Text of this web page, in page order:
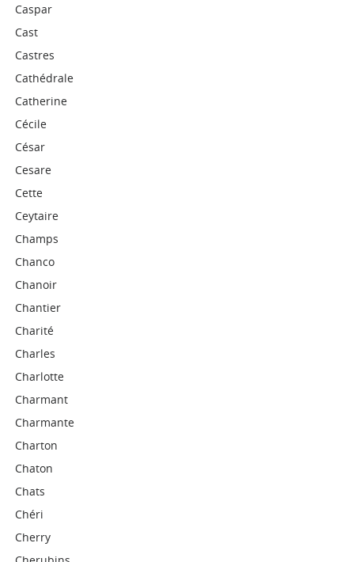
Caspar
Cast
Castres
Cathédrale
Catherine
Cécile
César
Cesare
Cette
Ceytaire
Champs
Chanco
Chanoir
Chantier
Charité
Charles
Charlotte
Charmant
Charmante
Charton
Chaton
Chats
Chéri
Cherry